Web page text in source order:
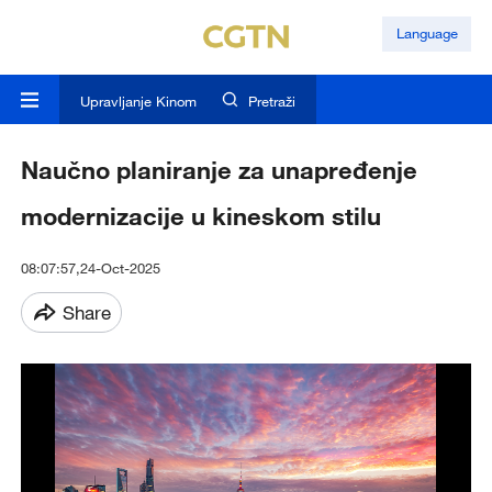
Language
Upravljanje Kinom Pretraži
Naučno planiranje za unapređenje
modernizacije u kineskom stilu
08:07:57,24-Oct-2025
Share